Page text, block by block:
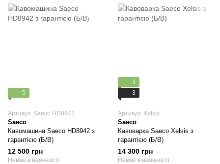
5
Артикул: Saeco HD8942
Saeco
Кавомашина Saeco HD8942 з
гарантією (Б/В)
12 500 грн
Немає в наявності
3
3
Артикул: Xelsis
Saeco
Кавоварка Saeco Xelsis з
гарантією (Б/В)
14 300 грн
Немає в наявності